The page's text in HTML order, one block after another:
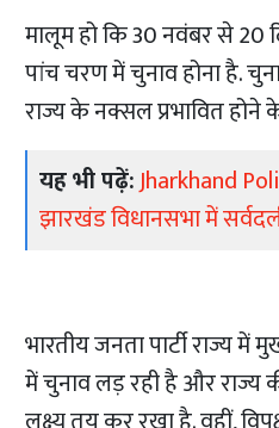
मालूम हो कि 30 नवंबर से
पांच चरण में चुनाव होना है.
राज्य के नक्सल प्रभावित होने
यह भी पढ़ें:Jharkhand
झारखंड विधानसभा में
भारतीय जनता पार्टी राज्य में
में चुनाव लड़ रही है और राज्य